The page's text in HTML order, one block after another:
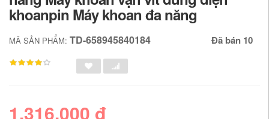
khoanpin Máy khoan đa năng
MÃ SẢN PHẨM: TD-658945840184 Đã bán 10
1,316,000 đ